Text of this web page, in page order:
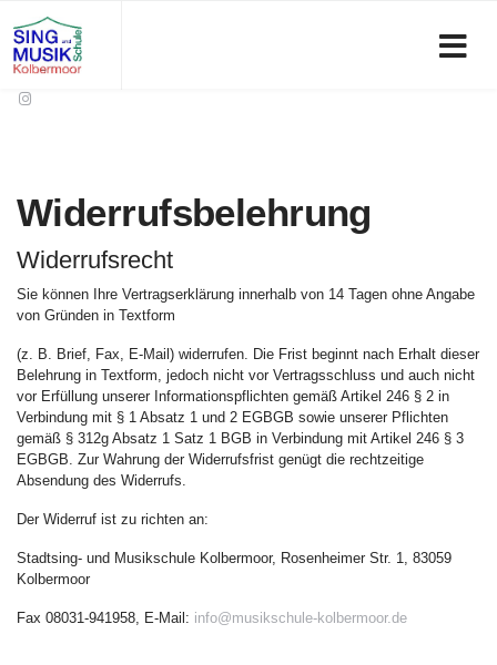
Widerrufsbelehrung
Widerrufsrecht
Sie können Ihre Vertragserklärung innerhalb von 14 Tagen ohne Angabe
von Gründen in Textform
(z. B. Brief, Fax, E-Mail) widerrufen. Die Frist beginnt nach Erhalt dieser
Belehrung in Textform, jedoch nicht vor Vertragsschluss und auch nicht
vor Erfüllung unserer Informationspflichten gemäß Artikel 246 § 2 in
Verbindung mit § 1 Absatz 1 und 2 EGBGB sowie unserer Pflichten
gemäß § 312g Absatz 1 Satz 1 BGB in Verbindung mit Artikel 246 § 3
EGBGB. Zur Wahrung der Widerrufsfrist genügt die rechtzeitige
Absendung des Widerrufs.
Der Widerruf ist zu richten an:
Stadtsing- und Musikschule Kolbermoor, Rosenheimer Str. 1, 83059
Kolbermoor
Fax 08031-941958, E-Mail: info@musikschule-kolbermoor.de